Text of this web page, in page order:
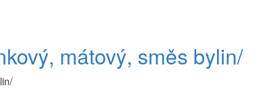
mátový, směs bylin/